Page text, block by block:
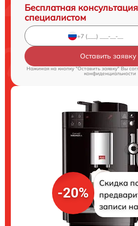
Бесплатная
специалистом
Оставить заявку
Нажимая на кнопку "Оставить заявку" Вы
конфиденциальности
-20%
Скидка
записи